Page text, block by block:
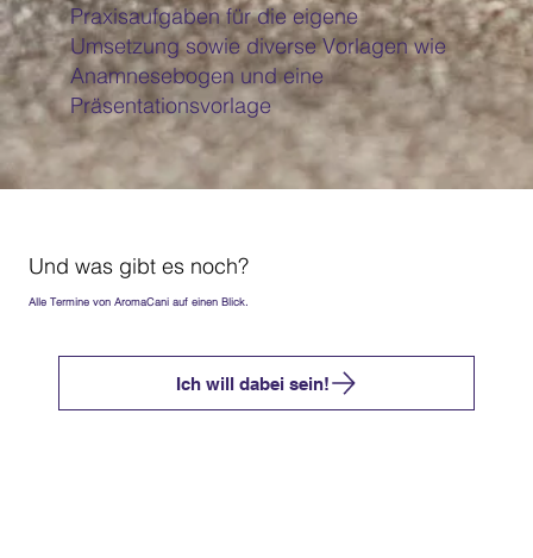
Praxisaufgaben für die eigene
Umsetzung sowie diverse Vorlagen wie
Anamnesebogen und eine
Präsentationsvorlage
Alle Termine von AromaCani auf einen Blick.
Und was gibt es noch?
Ich will dabei sein!